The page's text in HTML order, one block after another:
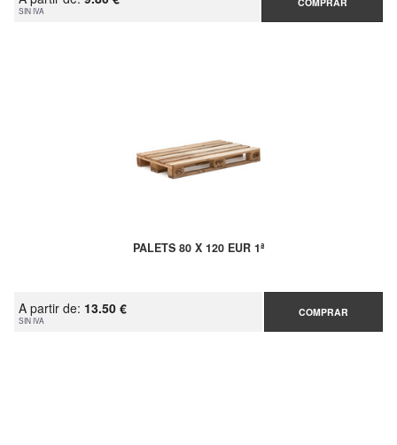
SIN IVA
PALETS 80 X 120 EUR 1ª
A partir de: 13.50 €
SIN IVA
COMPRAR